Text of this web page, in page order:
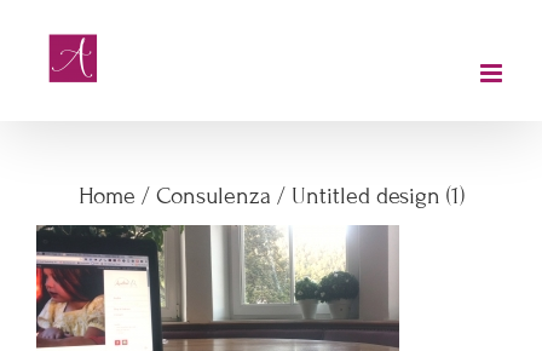
Home / Consulenza / Untitled design (1)